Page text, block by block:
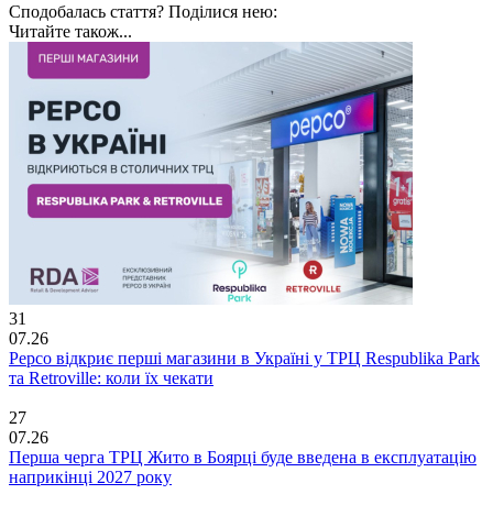
Сподобалась стаття? Поділися нею:
Читайте також...
31
07.26
Pepco відкриє перші магазини в Україні у ТРЦ Respublika Park
та Retroville: коли їх чекати
27
07.26
Перша черга ТРЦ Жито в Боярці буде введена в експлуатацію
наприкінці 2027 року